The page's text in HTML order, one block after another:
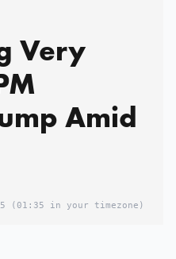
Very
Amid
(01:35 in your timezone)